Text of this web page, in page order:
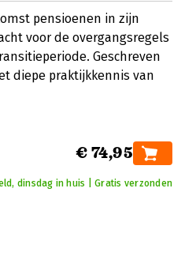
pensioenen in zijn
voor de overgangsregels
Geschreven
diepe praktijkkennis van
€ 74,95
dinsdag in huis | Gratis verzonden